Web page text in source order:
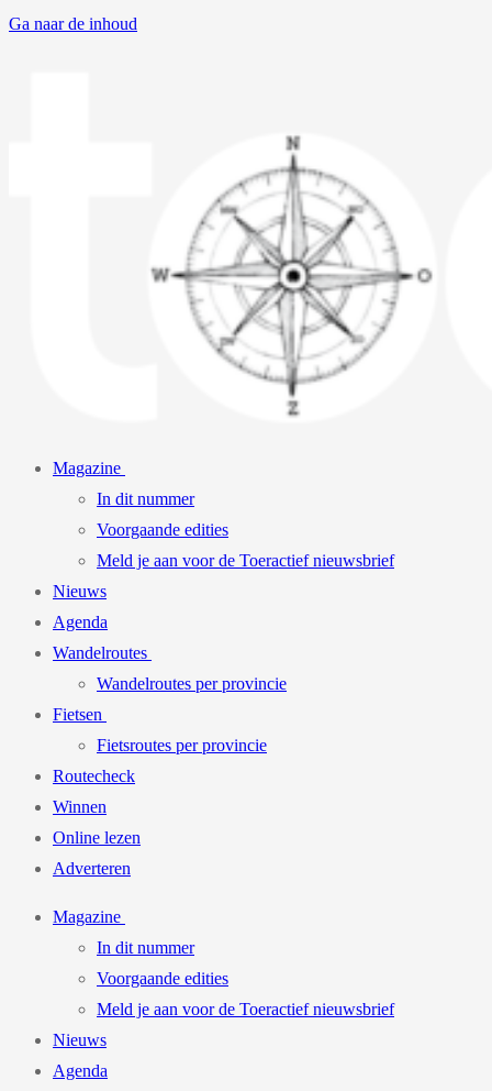
Ga naar de inhoud
Magazine
In dit nummer
Voorgaande edities
Meld je aan voor de Toeractief nieuwsbrief
Nieuws
Agenda
Wandelroutes
Wandelroutes per provincie
Fietsen
Fietsroutes per provincie
Routecheck
Winnen
Online lezen
Adverteren
Magazine
In dit nummer
Voorgaande edities
Meld je aan voor de Toeractief nieuwsbrief
Nieuws
Agenda